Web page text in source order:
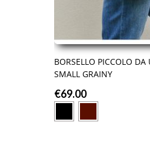
BORSELLO PICCOLO
SMALL GRAINY
€69.00